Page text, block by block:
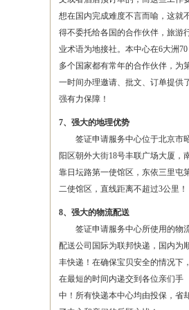
想在国内完成难度不言而喻，这就
得不委托给各国的合作伙伴，旅游
业术语为地接社。本中心在6大洲70
多个国家都有常年的合作伙伴，为
一时间办理邀请、批文、订单提供
强有力保障！
7、强大的地理优势
签证申请服务中心位于北京市
阳区朝外大街18号丰联广场大厦，
靠日坛路第一使馆区，东依三里屯
二使馆区，直线距离不超过3公里！
8、强大的物流配送
签证申请服务中心所使用的物
配送公司国际为联邦快递，国内为
丰快递！在确保宝贝安全的情况下，
在最短的时间内递交到各位亲们手
中！所有快递本中心均由投保，省